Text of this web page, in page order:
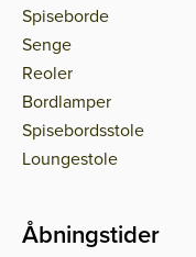
Spiseborde
Senge
Reoler
Bordlamper
Spisebordsstole
Loungestole
Åbningstider